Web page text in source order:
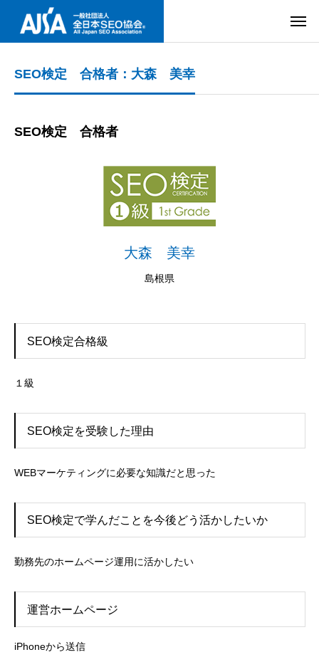
SEO検定 合格者：大森 美幸
SEO検定 合格者
大森 美幸
島根県
SEO検定合格級
１級
SEO検定を受験した理由
WEBマーケティングに必要な知識だと思った
SEO検定で学んだことを今後どう活かしたいか
勤務先のホームページ運用に活かしたい
運営ホームページ
iPhoneから送信